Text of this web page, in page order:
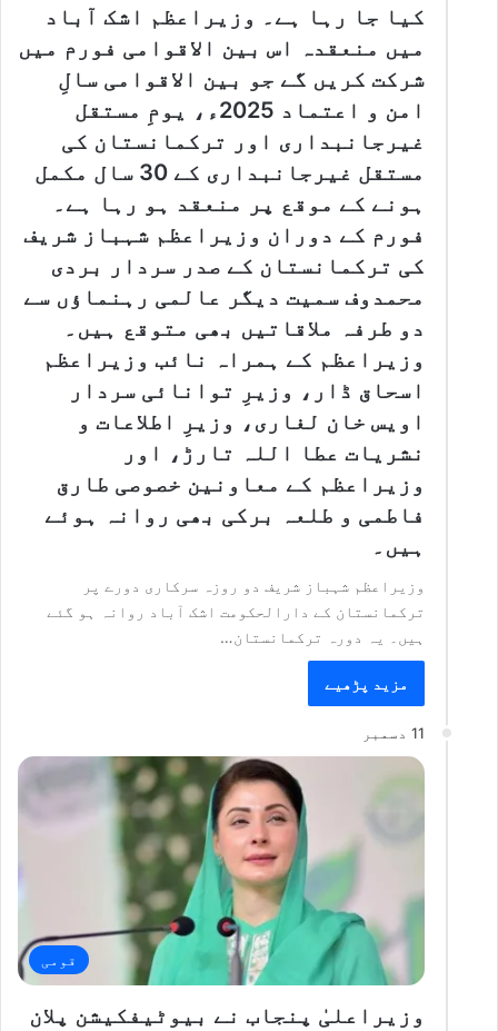
کیا جا رہا ہے۔ وزیراعظم اشک آباد
میں منعقدہ اس بین الاقوامی فورم میں
شرکت کریں گے جو بین الاقوامی سالِ
امن و اعتماد 2025ء، یومِ مستقل
غیرجانبداری اور ترکمانستان کی
مستقل غیرجانبداری کے 30 سال مکمل
ہونے کے موقع پر منعقد ہو رہا ہے۔
فورم کے دوران وزیراعظم شہباز شریف
کی ترکمانستان کے صدر سردار بردی
محمدوف سمیت دیگر عالمی رہنماؤں سے
دو طرفہ ملاقاتیں بھی متوقع ہیں۔
وزیراعظم کے ہمراہ نائب وزیراعظم
اسحاق ڈار، وزیرِ توانائی سردار
اویس خان لغاری، وزیرِ اطلاعات و
نشریات عطا اللہ تارڑ، اور
وزیراعظم کے معاونین خصوصی طارق
فاطمی و طلعہ برکی بھی روانہ ہوئے
ہیں۔
وزیراعظم شہباز شریف دو روزہ سرکاری دورے پر
ترکمانستان کے دارالحکومت اشک آباد روانہ ہو گئے
ہیں۔ یہ دورہ ترکمانستان…
مزید پڑھیے
11 دسمبر
قومی
وزیراعلیٰ پنجاب نے بیوٹیفکیشن پلان